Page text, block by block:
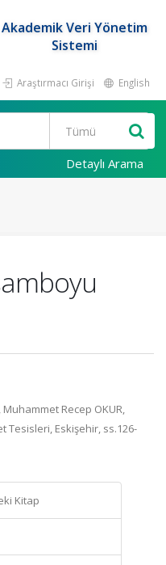
Akademik Veri Yönetim
Sistemi
Araştırmacı Girişi English
Detaylı Arama
Recep OKUR,
Tesisleri, Eskişehir, ss.126-
Kitap